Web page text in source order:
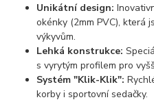
Unikátní design:
okénky (2mm PVC), která
výkyvům.
Lehká konstrukce:
s vyrytým profilem pro
Systém "Klik-Klik":
korby i sportovní sedačky.